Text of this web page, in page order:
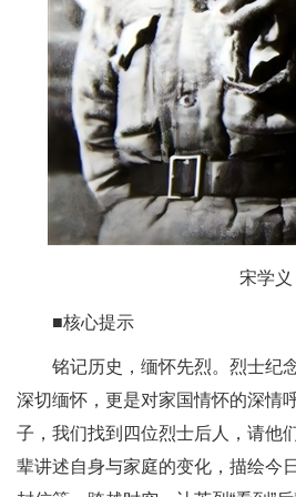
宋学义
■核心提示
铭记历史，缅怀先烈。烈士纪
深切缅怀，更是对家国情怀的深情
子，我们找到四位烈士后人，请他
辈讲述自身与家庭的变化，描绘今